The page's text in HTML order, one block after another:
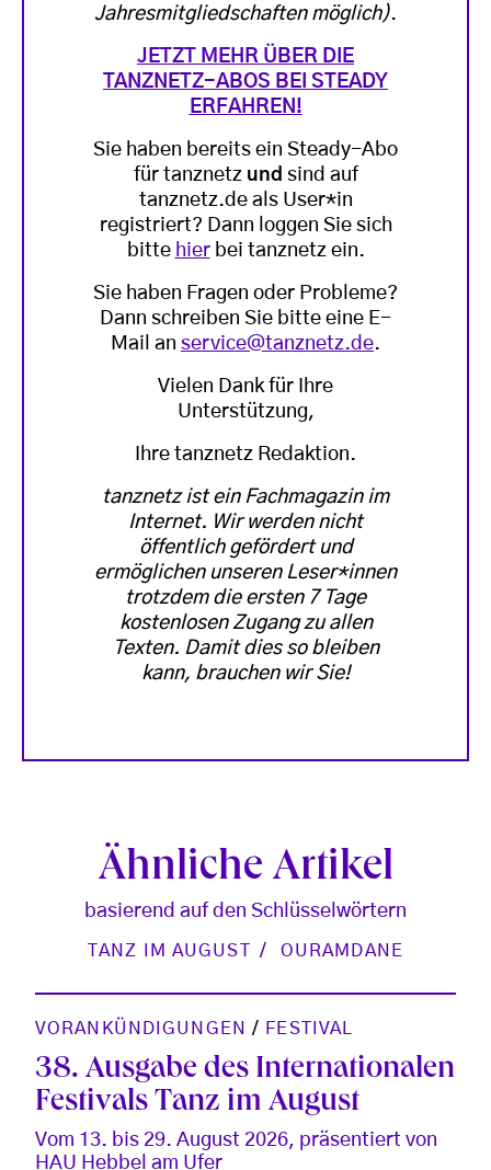
Jahresmitgliedschaften möglich).
JETZT MEHR ÜBER DIE
TANZNETZ-ABOS BEI STEADY
ERFAHREN!
Sie haben bereits ein Steady-Abo
für tanznetz und sind auf
tanznetz.de als User*in
registriert? Dann loggen Sie sich
bitte hierbei tanznetz ein.
Sie haben Fragen oder Probleme?
Dann schreiben Sie bitte eine E-
Mail an service@tanznetz.de.
Vielen Dank für Ihre
Unterstützung,
Ihre tanznetz Redaktion.
tanznetz ist ein Fachmagazin im
Internet. Wir werden nicht
öffentlich gefördert und
ermöglichen unseren Leser*innen
trotzdem die ersten 7 Tage
kostenlosen Zugang zu allen
Texten. Damit dies so bleiben
kann, brauchen wir Sie!
Ähnliche Artikel
basierend auf den Schlüsselwörtern
TANZ IM AUGUST OURAMDANE
VORANKÜNDIGUNGEN / FESTIVAL
38. Ausgabe des Internationalen
Festivals Tanz im August
Vom 13. bis 29. August 2026, präsentiert von
HAU Hebbel am Ufer